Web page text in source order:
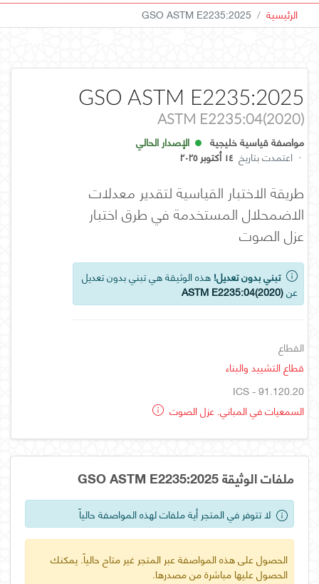
الرئيسية GSO ASTM E2235:2025
GSO ASTM E2235:2025
ASTM E2235:04(2020)
مواصفة قياسية خليجية
الإصدار الحالي
· اعتمدت بتاريخ ١٤ أكتوبر ٢٠٢٥
طريقة الاختبار القياسية لتقدير معدلات
الاضمحلال المستخدمة في طرق اختبار
عزل الصوت
تبني بدون تعديل! هذه الوثيقة هي تبني بدون تعديل
عنASTM E2235:04(2020)
القطاع
قطاع التشييد والبناء
ICS - 91.120.20
السمعيات في المباني. عزل الصوت
ملفات الوثيقة GSO ASTM E2235:2025
لا تتوفر في المتجر أية ملفات لهذه المواصفة حالياً
الحصول على هذه المواصفة عبر المتجر غير متاح حالياً. يمكنك
الحصول عليها مباشرة من مصدرها.